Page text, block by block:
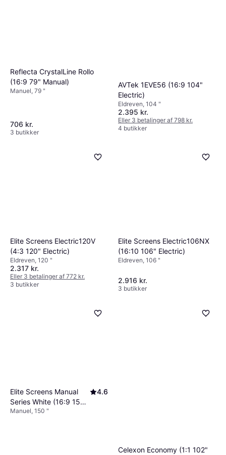
Reflecta CrystalLine Rollo
(16:9 79" Manual)
Manuel, 79 "
706 kr.
3 butikker
AVTek 1EVE56 (16:9 104"
Electric)
Eldreven, 104 "
2.395 kr.
Eller 3 betalinger af 798 kr.
4 butikker
Elite Screens Electric120V
(4:3 120" Electric)
Eldreven, 120 "
2.317 kr.
Eller 3 betalinger af 772 kr.
3 butikker
Elite Screens Electric106NX
(16:10 106" Electric)
Eldreven, 106 "
2.916 kr.
3 butikker
Elite Screens Manual
Series White (16:9 150"
Manual)
4.6
Manuel, 150 "
Celexon Economy (1:1 102"